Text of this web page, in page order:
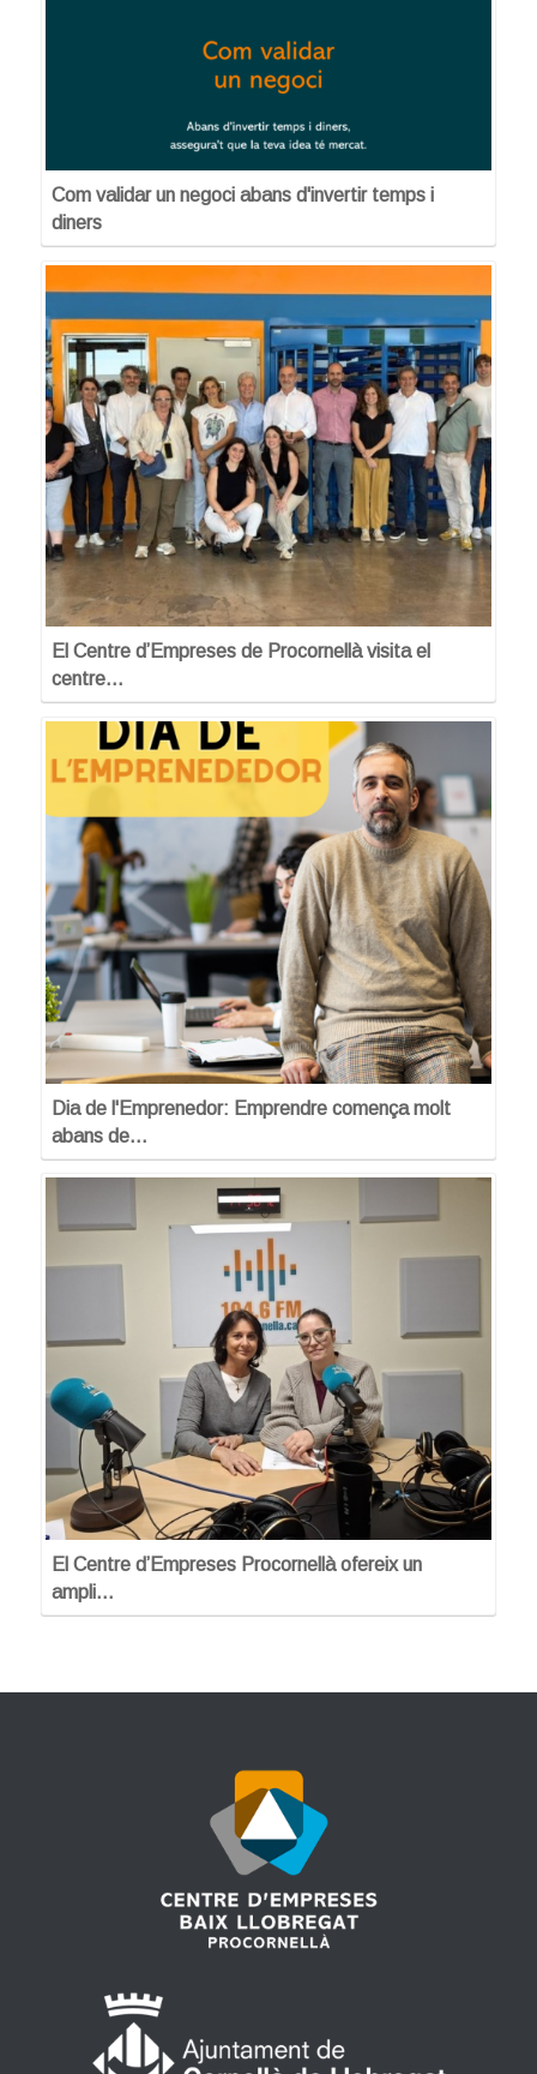
Com validar un negoci abans d'invertir temps i
diners
El Centre d’Empreses de Procornellà visita el
centre…
Dia de l'Emprenedor: Emprendre comença molt
abans de…
El Centre d’Empreses Procornellà ofereix un
ampli…